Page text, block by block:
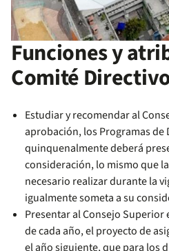
Funciones y
Comité
Estudiar y recomendar al
aprobación, los Programas
quinquenalmente deberá
consideración, lo mismo que
necesario realizar durante la
igualmente someta a su
Presentar al Consejo
de cada año, el proyecto de
el año siguiente, que para los